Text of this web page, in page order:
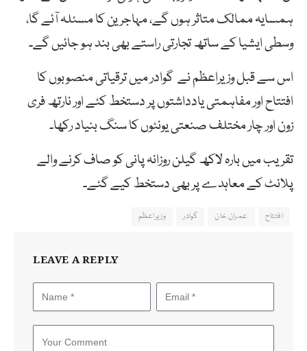
ہمسایہممالکمتاثرہوںگے،مہاجرینکامسئلہآئےگا،
وسطیایشیاکےساتھتجارتیراستےبھیبندہوجائیںگے۔
اس سے قبلوزیراعظم نے گوادر میںترقیاتیمنصوبوںکا
افتتاحاورمفاہمتییادداشتوںپردستخطکئے اورنارتھفری
زوناورچارمختلفصنعتییونٹوںکاسنگبنیادرکھا۔
تقریب میں بارہلاکھگیلنروزانہپانیکوصافکرنےوالے
پلانٹکےمعاہدےپربھیدستخطکیےگئے۔
افتتاح عمران خان گوادر وزیراعظم
LEAVE A REPLY